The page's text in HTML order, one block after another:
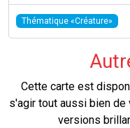
Thématique «Créature»
Cette carte est
s'agir tout aussi bien
versions